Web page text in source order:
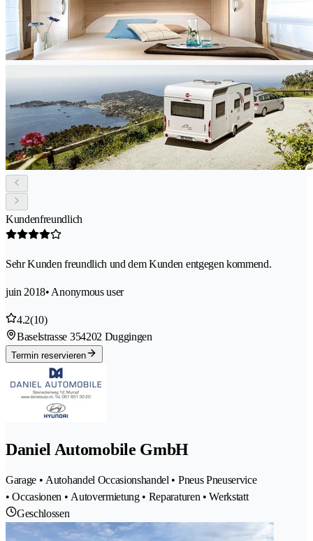
Kundenfreundlich
Sehr Kunden freundlich und dem Kunden entgegen kommend.
juin 2018• Anonymous user
4.2(10)
Baselstrasse 354202 Duggingen
Termin reservieren
Daniel Automobile GmbH
Garage • Autohandel Occasionshandel • Pneus Pneuservice
• Occasionen • Autovermietung • Reparaturen • Werkstatt
Geschlossen